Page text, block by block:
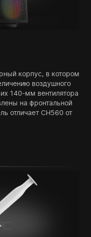
корпус, в котором
воздушного
140-мм вентилятора
на фронтальной
отличает CH560 от